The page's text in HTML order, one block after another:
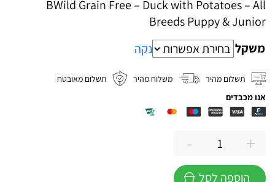
BWild Grain Free – Duck with Potatoes – All
Breeds Puppy & Junior
משקל
נקה
תשלום מהיר משלוח מהיר
תשלום מאובטח
אנו מכבדים
+כמות
של
-
הוספה לסל